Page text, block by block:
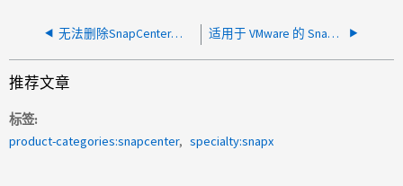
无法删除SnapCenter主机、因为它已被删除 适用于 VMware 的 SnapCenter 插件无法解析具有相似名称的正确主机
推荐文章
标签
product-categories:snapcenter
specialty:snapx